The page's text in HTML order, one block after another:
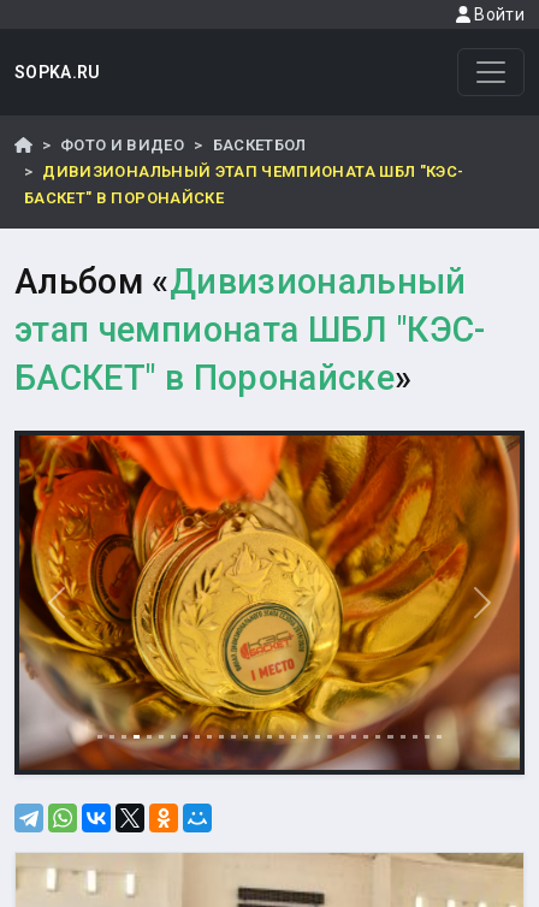
Войти
SOPKA.RU
ФОТО И ВИДЕО
БАСКЕТБОЛ
ДИВИЗИОНАЛЬНЫЙ ЭТАП ЧЕМПИОНАТА ШБЛ "КЭС-
БАСКЕТ" В ПОРОНАЙСКЕ
Альбом «Дивизиональный
этап чемпионата ШБЛ "КЭС-
БАСКЕТ" в Поронайске»
Назад